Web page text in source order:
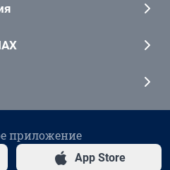
приложение
App Store